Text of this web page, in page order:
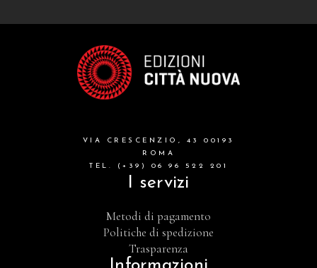
VIA CRESCENZIO, 43 00193
ROMA
TEL. (+39) 06 96 522 201
I servizi
Metodi di pagamento
Politiche di spedizione
Trasparenza